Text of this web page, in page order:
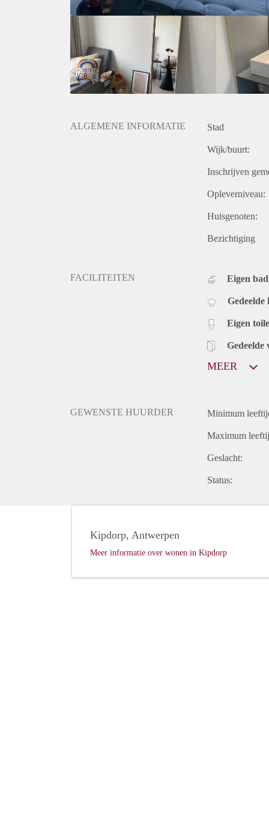
ALGEMENE INFORMATIE Stad
Wijk/buurt:
Inschrijven
Opleverniveau:
Huisgenoten:
Bezichtiging
FACILITEITEN Eigen
Gedeelde
Eigen
Gedeelde
MEER
GEWENSTE HUURDER Minimum
Maximum
Geslacht:
Status:
Kipdorp, Antwerpen
Meer informatie over wonen in Kipdorp